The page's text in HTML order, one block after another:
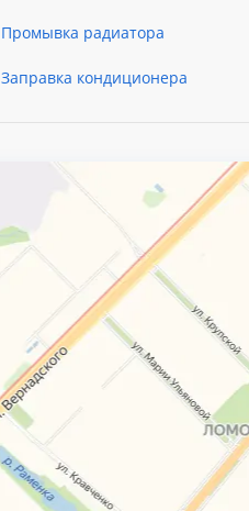
Промывка радиатора
Заправка кондиционера